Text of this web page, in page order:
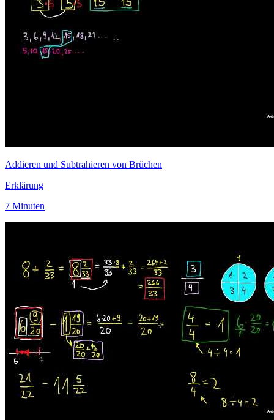
Addieren und Subtrahieren von Brüchen
Erklärung
7 Minuten